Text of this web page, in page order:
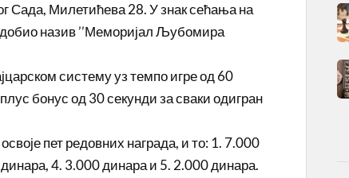
Сада, Милетићева 28. У знак сећања на
назив ’’Меморијал Љубомира
систему уз темпо игре од 60
бонус од 30 секунди за сваки одигран
пет редовних награда, и то: 1. 7.000
4. 3.000 динара и 5. 2.000 динара.